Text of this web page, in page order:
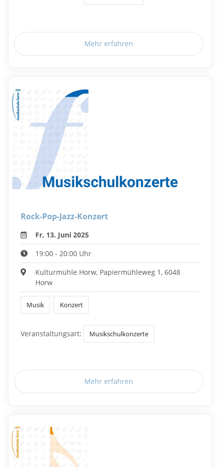
Mehr erfahren
Rock-Pop-Jazz-Konzert
Fr, 13. Juni 2025
19:00 - 20:00 Uhr
Kulturmühle Horw, Papiermühleweg 1, 6048
Horw
Musik Konzert
Veranstaltungsart: Musikschulkonzerte
Mehr erfahren